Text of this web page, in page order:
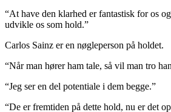
“At have den klarhed er fantastisk for os
udvikle os som hold.”
Carlos Sainz er en nøgleperson på holdet.
“Når man hører ham tale, så vil man tro
“Jeg ser en del potentiale i dem begge.”
“De er fremtiden på dette hold, nu er det